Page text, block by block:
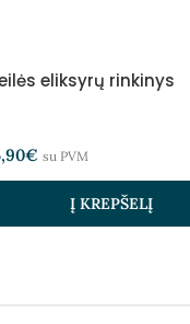
eliksyrų rinkinys
€ su PVM
Į KREPŠELĮ